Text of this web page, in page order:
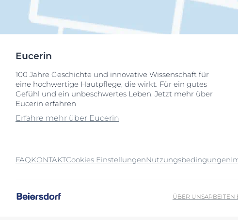
Eucerin
100 Jahre Geschichte und innovative Wissenschaft für
eine hochwertige Hautpflege, die wirkt. Für ein gutes
Gefühl und ein unbeschwertes Leben. Jetzt mehr über
Eucerin erfahren
Erfahre mehr über Eucerin
FAQKONTAKTCookies EinstellungenNutzungsbedingungen
ÜBER UNSARBEITEN